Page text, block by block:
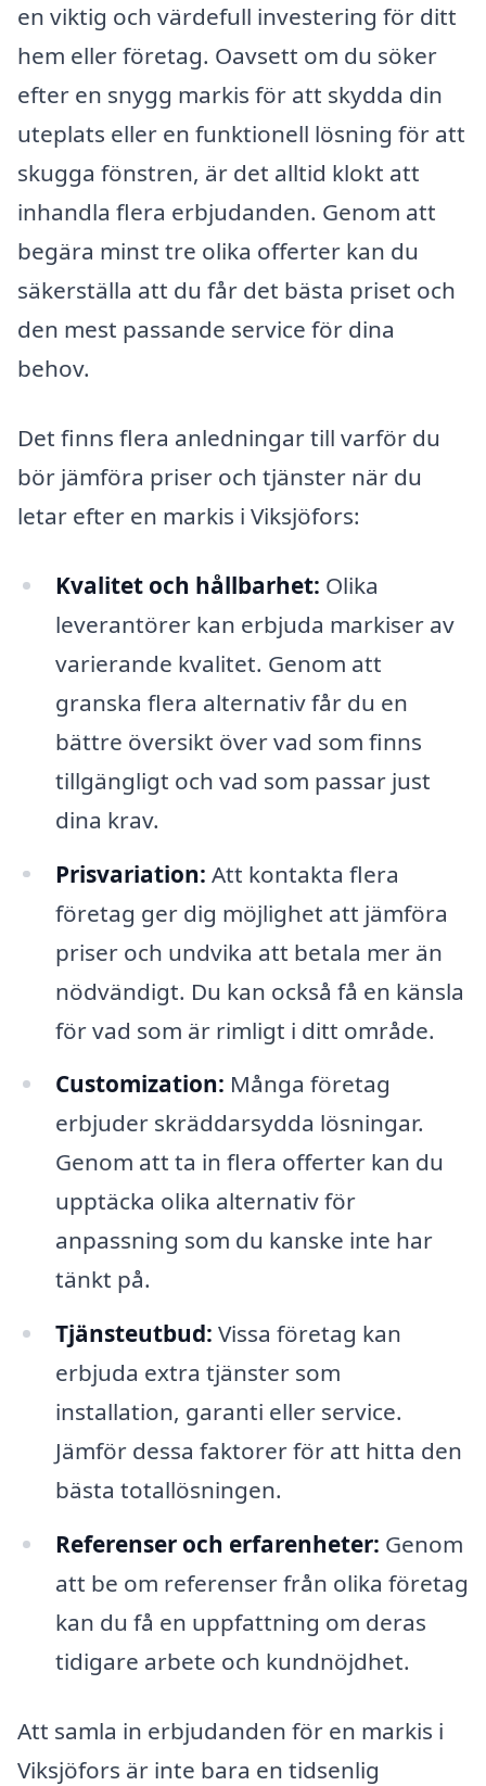
en viktig och värdefull investering för ditt
hem eller företag. Oavsett om du söker
efter en snygg markis för att skydda din
uteplats eller en funktionell lösning för att
skugga fönstren, är det alltid klokt att
inhandla flera erbjudanden. Genom att
begära minst tre olika offerter kan du
säkerställa att du får det bästa priset och
den mest passande service för dina
behov.
Det finns flera anledningar till varför du
bör jämföra priser och tjänster när du
letar efter en markis i Viksjöfors:
Kvalitet och hållbarhet: Olika
leverantörer kan erbjuda markiser av
varierande kvalitet. Genom att
granska flera alternativ får du en
bättre översikt över vad som finns
tillgängligt och vad som passar just
dina krav.
Prisvariation: Att kontakta flera
företag ger dig möjlighet att jämföra
priser och undvika att betala mer än
nödvändigt. Du kan också få en känsla
för vad som är rimligt i ditt område.
Customization: Många företag
erbjuder skräddarsydda lösningar.
Genom att ta in flera offerter kan du
upptäcka olika alternativ för
anpassning som du kanske inte har
tänkt på.
Tjänsteutbud: Vissa företag kan
erbjuda extra tjänster som
installation, garanti eller service.
Jämför dessa faktorer för att hitta den
bästa totallösningen.
Referenser och erfarenheter: Genom
att be om referenser från olika företag
kan du få en uppfattning om deras
tidigare arbete och kundnöjdhet.
Att samla in erbjudanden för en markis i
Viksjöfors är inte bara en tidsenlig